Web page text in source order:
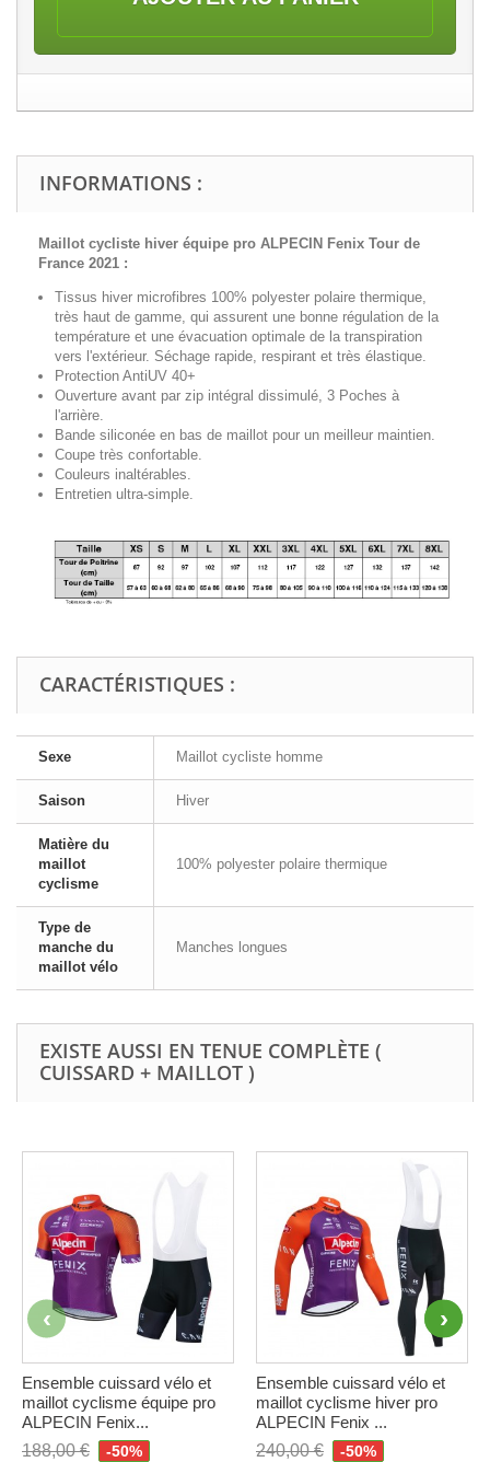
INFORMATIONS :
Maillot cycliste hiver équipe pro ALPECIN Fenix Tour de
France 2021 :
Tissus hiver microfibres 100% polyester polaire thermique,
très haut de gamme, qui assurent une bonne régulation de la
température et une évacuation optimale de la transpiration
vers l'extérieur. Séchage rapide, respirant et très élastique.
Protection AntiUV 40+
Ouverture avant par zip intégral dissimulé, 3 Poches à
l'arrière.
Bande siliconée en bas de maillot pour un meilleur maintien.
Coupe très confortable.
Couleurs inaltérables.
Entretien ultra-simple.
CARACTÉRISTIQUES :
Sexe Maillot cycliste homme
Saison Hiver
Matière du
maillot
cyclisme
100% polyester polaire thermique
Type de
manche du
maillot vélo
Manches longues
EXISTE AUSSI EN TENUE COMPLÈTE (
CUISSARD + MAILLOT )
Ensemble cuissard vélo et
maillot cyclisme équipe pro
ALPECIN Fenix...
188,00 €
-50%
Ensemble cuissard vélo et
maillot cyclisme hiver pro
ALPECIN Fenix ...
240,00 €
-50%